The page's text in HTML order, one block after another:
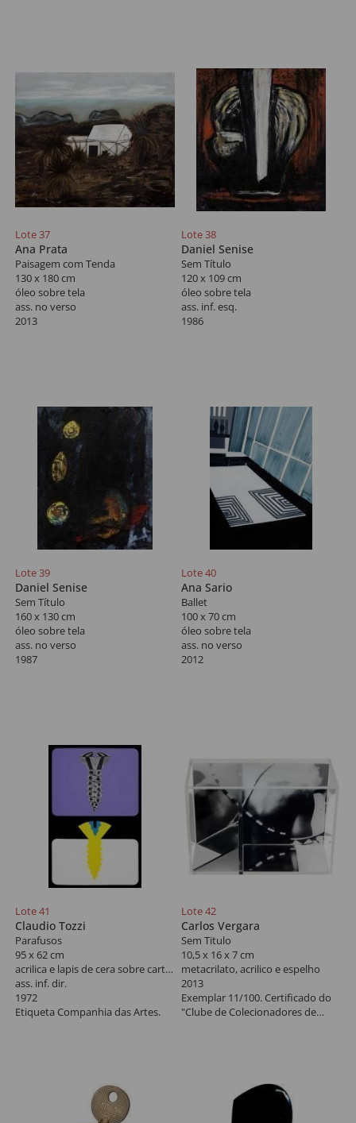
Lote 37
Ana Prata
Paisagem com Tenda
130 x 180 cm
óleo sobre tela
ass. no verso
2013
Lote 38
Daniel Senise
Sem Título
120 x 109 cm
óleo sobre tela
ass. inf. esq.
1986
Lote 39
Daniel Senise
Sem Título
160 x 130 cm
óleo sobre tela
ass. no verso
1987
Lote 40
Ana Sario
Ballet
100 x 70 cm
óleo sobre tela
ass. no verso
2012
Lote 41
Claudio Tozzi
Parafusos
95 x 62 cm
acrilica e lapis de cera sobre cartão colado em placa
ass. inf. dir.
1972
Etiqueta Companhia das Artes.
Lote 42
Carlos Vergara
Sem Titulo
10,5 x 16 x 7 cm
metacrilato, acrilico e espelho
2013
Exemplar 11/100. Certificado do
"Clube de Colecionadores de